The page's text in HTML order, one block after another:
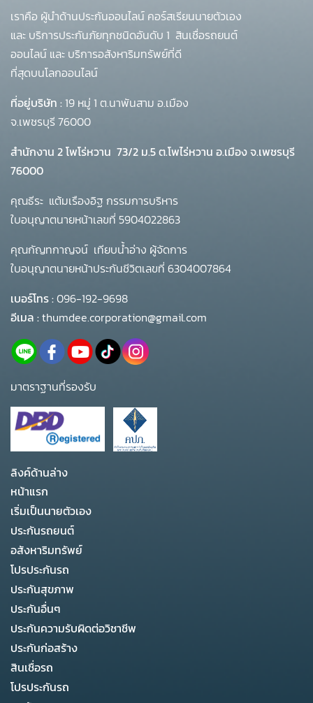
เราคือ ผู้นำด้านประกันออนไลน์ คอร์สเรียนนายตัวเอง
และ บริการประกันภัยทุกชนิดอันดับ 1 สินเชื่อรถยนต์
ออนไลน์ และ บริการอสังหาริมทรัพย์ที่ดี
ที่สุดบนโลกออนไลน์
ที่อยู่บริษัท : 19 หมู่ 1 ต.นาพันสาม อ.เมือง
จ.เพชรบุรี 76000
สำนักงาน 2 โพโร่หวาน 73/2 ม.5 ต.โพไร่หวาน อ.เมือง จ.เพชรบุรี
76000
คุณธีระ แต้มเรืองอิฐ กรรมการบริหาร
ใบอนุญาตนายหน้าเลขที่ 5904022863
คุณกัญทกาญจน์ เทียบน้ำอ่าง ผู้จัดการ
ใบอนุญาตนายหน้าประกันชีวิตเลขที่ 6304007864
เบอร์โทร :096-192-9698
อีเมล :thumdee.corporation@gmail.com
มาตราฐานที่รองรับ
ลิงค์ด้านล่าง
หน้าแรก
เริ่มเป็นนายตัวเอง
ประกันรถยนต์
อสังหาริมทรัพย์
โปรประกันรถ
ประกันสุขภาพ
ประกันอื่นๆ
ประกันความรับผิดต่อวิชาชีพ
ประกันก่อสร้าง
สินเชื่อรถ
โปรประกันรถ